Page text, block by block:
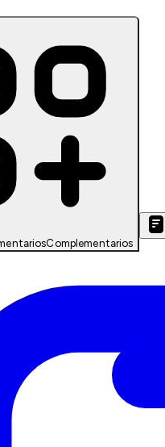
Complementarios